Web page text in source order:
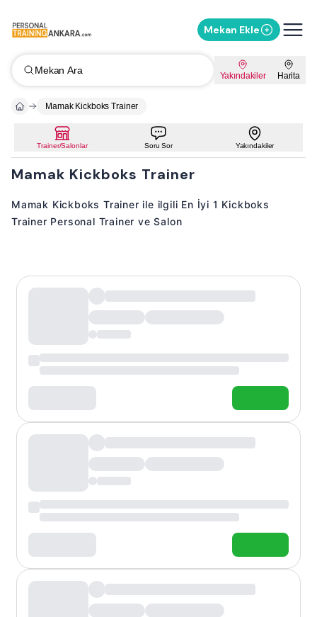
Mekan Ekle
Mekan Ara Yakındakiler Harita
Mamak Kickboks Trainer
Trainer/Salonlar Soru Sor Yakındakiler
Mamak Kickboks Trainer
Mamak Kickboks Trainer ile ilgili En İyi 1 Kickboks
Trainer Personal Trainer ve Salon